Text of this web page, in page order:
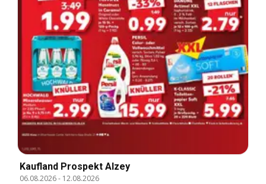
Kaufland Prospekt Alzey
06.08.2026- 12.08.2026